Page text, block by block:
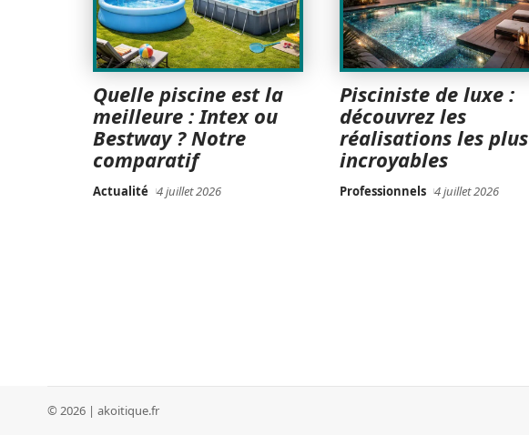
Quelle piscine est la
meilleure : Intex ou
Bestway ? Notre
comparatif
Actualité 4 juillet 2026
Pisciniste de luxe :
découvrez les
réalisations les plus
incroyables
Professionnels 4 juillet 2026
© 2026 | akoitique.fr